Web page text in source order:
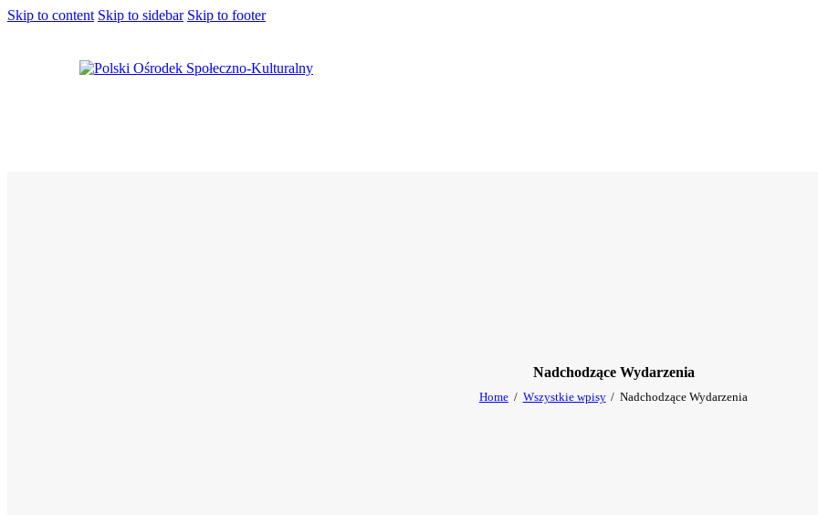
Skip to content Skip to sidebar Skip to footer
Nadchodzące Wydarzenia
Home Wszystkie wpisy Nadchodzące Wydarzenia